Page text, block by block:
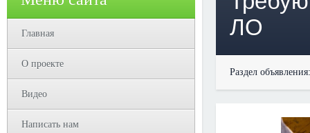
Главная
О проекте
Видео
Написать нам
ЛО
Раздел